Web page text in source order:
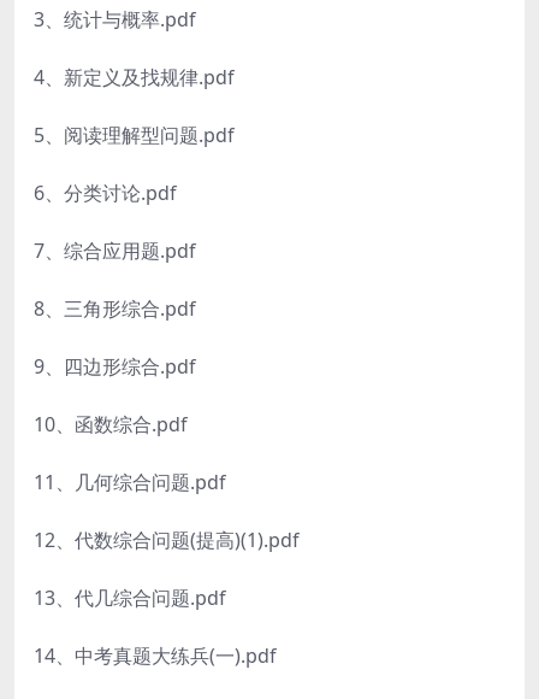
3、统计与概率.pdf
4、新定义及找规律.pdf
5、阅读理解型问题.pdf
6、分类讨论.pdf
7、综合应用题.pdf
8、三角形综合.pdf
9、四边形综合.pdf
10、函数综合.pdf
11、几何综合问题.pdf
12、代数综合问题(提高)(1).pdf
13、代几综合问题.pdf
14、中考真题大练兵(一).pdf